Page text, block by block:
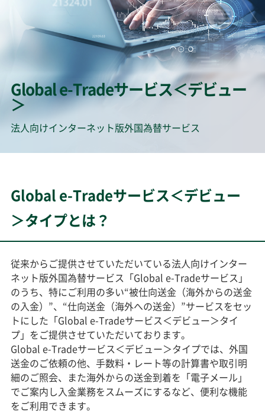
Global e-Tradeサービス＜デビュー
＞
法人向けインターネット版外国為替サービス
Global e-Tradeサービス＜デビュー
＞タイプとは？
従来からご提供させていただいている法人向けインター
ネット版外国為替サービス「Global e-Tradeサービス」
のうち、特にご利用の多い“被仕向送金（海外からの送金
の入金）”、“仕向送金（海外への送金）”サービスをセッ
トにした「Global e-Tradeサービス＜デビュー＞タイ
プ」をご提供させていただいております。
Global e-Tradeサービス＜デビュー＞タイプでは、外国
送金のご依頼の他、手数料・レート等の計算書や取引明
細のご照会、また海外からの送金到着を「電子メール」
でご案内し入金業務をスムーズにするなど、便利な機能
をご利用できます。